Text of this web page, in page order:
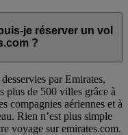
je réserver un vol
?
par Emirates,
plus de 500 villes grâce à
compagnies aériennes et à
Rien n’est plus simple
voyage sur emirates.com.